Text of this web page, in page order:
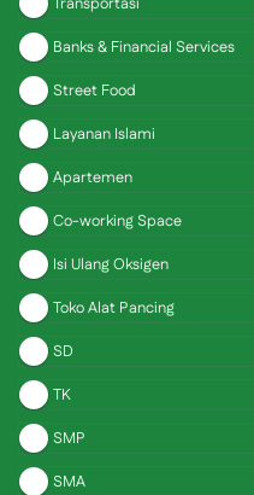
Banks & Financial Services
Street Food
Layanan Islami
Apartemen
Co-working Space
Isi Ulang Oksigen
Toko Alat Pancing
SD
TK
SMP
SMA